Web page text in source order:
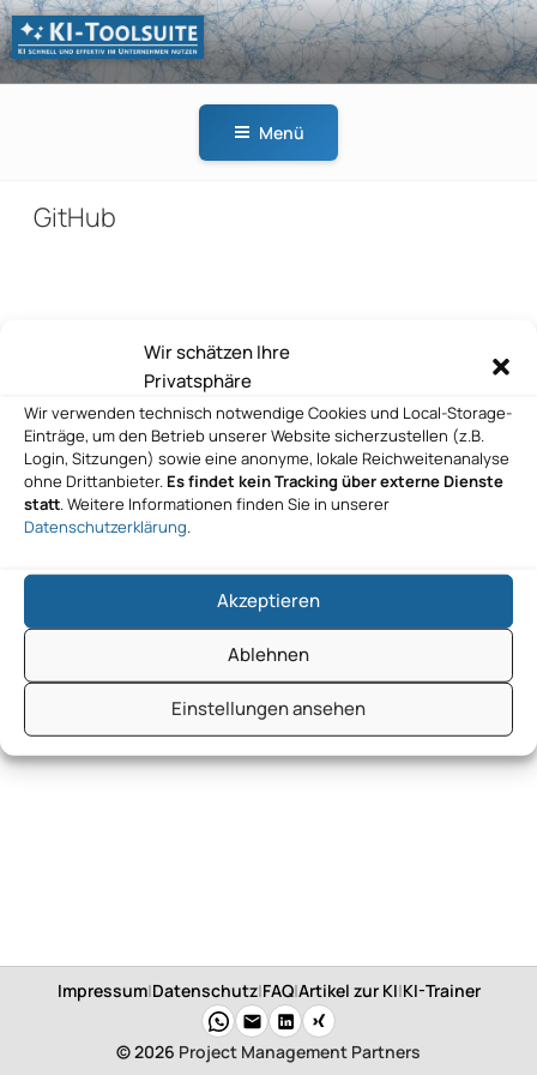
Wir schätzen Ihre
Privatsphäre
Wir verwenden technisch notwendige Cookies und Local-Storage-
Einträge, um den Betrieb unserer Website sicherzustellen (z.B.
Login, Sitzungen) sowie eine anonyme, lokale Reichweitenanalyse
ohne Drittanbieter. Es findet kein Tracking über externe Dienste
statt. Weitere Informationen finden Sie in unserer
Datenschutzerklärung.
Akzeptieren
Ablehnen
Einstellungen ansehen
Zum
Inhalt
springen
KI-
Menü
GitHub
Beitragsnavigation
Nächster
Beitrag
WEITER
GitHub
Impressum|Datenschutz|FAQ|Artikel zur KI|KI-Trainer
© 2026 Project Management Partners